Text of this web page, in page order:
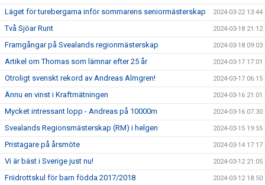
Läget för turebergarna inför sommarens seniormästerskap 2024-03-22 13:44
Två Sjöar Runt 2024-03-18 21:12
Framgångar på Svealands regionmästerskap 2024-03-18 09:03
Artikel om Thomas som lämnar efter 25 år 2024-03-17 17:01
Otroligt svenskt rekord av Andreas Almgren! 2024-03-17 06:15
Ännu en vinst i Kraftmätningen 2024-03-16 21:01
Mycket intressant lopp - Andreas på 10000m 2024-03-16 07:30
Svealands Regionsmästerskap (RM) i helgen 2024-03-15 19:55
Pristagare på årsmöte 2024-03-14 17:17
Vi är bäst i Sverige just nu! 2024-03-12 21:05
Friidrottskul för barn födda 2017/2018 2024-03-12 18:50